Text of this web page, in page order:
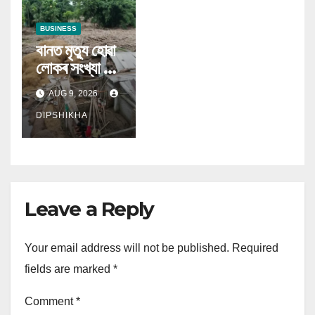
BUSINESS
বানত মৃত্যু হোৱা
লোকৰ সংখ্যা ৯৯
জনলৈ বৃদ্ধি
AUG 9, 2026
DIPSHIKHA
Leave a Reply
Your email address will not be published. Required
fields are marked *
Comment*